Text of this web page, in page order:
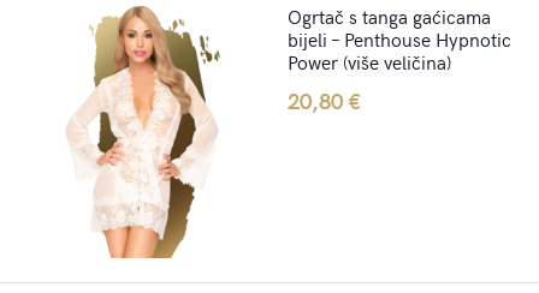
Ogrtač s tanga gaćicama
bijeli – Penthouse Hypnotic
Power (više veličina)
20,80€